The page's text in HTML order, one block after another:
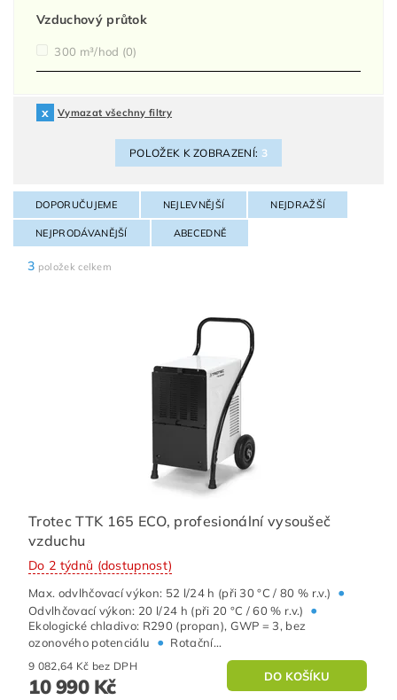
Vzduchový průtok
300 m³/hod (0)
Vymazat všechny filtry
POLOŽEK K ZOBRAZENÍ: 3
DOPORUČUJEME NEJLEVNĚJŠÍ NEJDRAŽŠÍ
NEJPRODÁVANĚJŠÍ ABECEDNĚ
3 položek celkem
Trotec TTK 165 ECO, profesionální vysoušeč
vzduchu
Do 2 týdnů (dostupnost)
Max. odvlhčovací výkon: 52 l/24 h (při 30 °C / 80 % r.v.) •
Odvlhčovací výkon: 20 l/24 h (při 20 °C / 60 % r.v.) •
Ekologické chladivo: R290 (propan), GWP = 3, bez
ozonového potenciálu
• Rotační...
9 082,64 Kč bez DPH
10 990 Kč